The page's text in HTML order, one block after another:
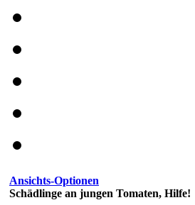
Ansichts-Optionen
Schädlinge an jungen Tomaten, Hilfe!